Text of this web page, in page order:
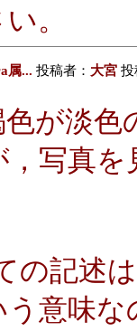
。
属... 投稿者： 大宮 投
が淡
，写真
の記述
う意味